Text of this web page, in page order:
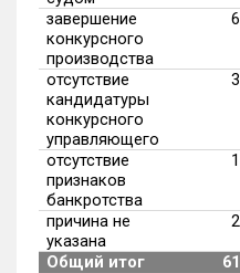
завершение
конкурсного
производства
6
отсутствие
кандидатуры
конкурсного
управляющего
3
отсутствие
признаков
банкротства
1
причина не
указана
2
Общий итог 61